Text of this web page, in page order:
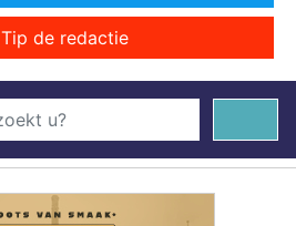
Tip de redactie